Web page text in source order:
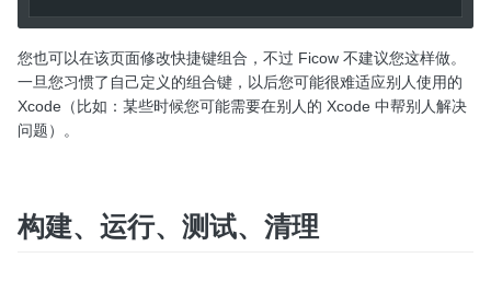
您也可以在该页面修改快捷键组合，不过 Ficow 不建议您这样做。
一旦您习惯了自己定义的组合键，以后您可能很难适应别人使用的
Xcode（比如：某些时候您可能需要在别人的 Xcode 中帮别人解决
问题）。
构建、运行、测试、清理